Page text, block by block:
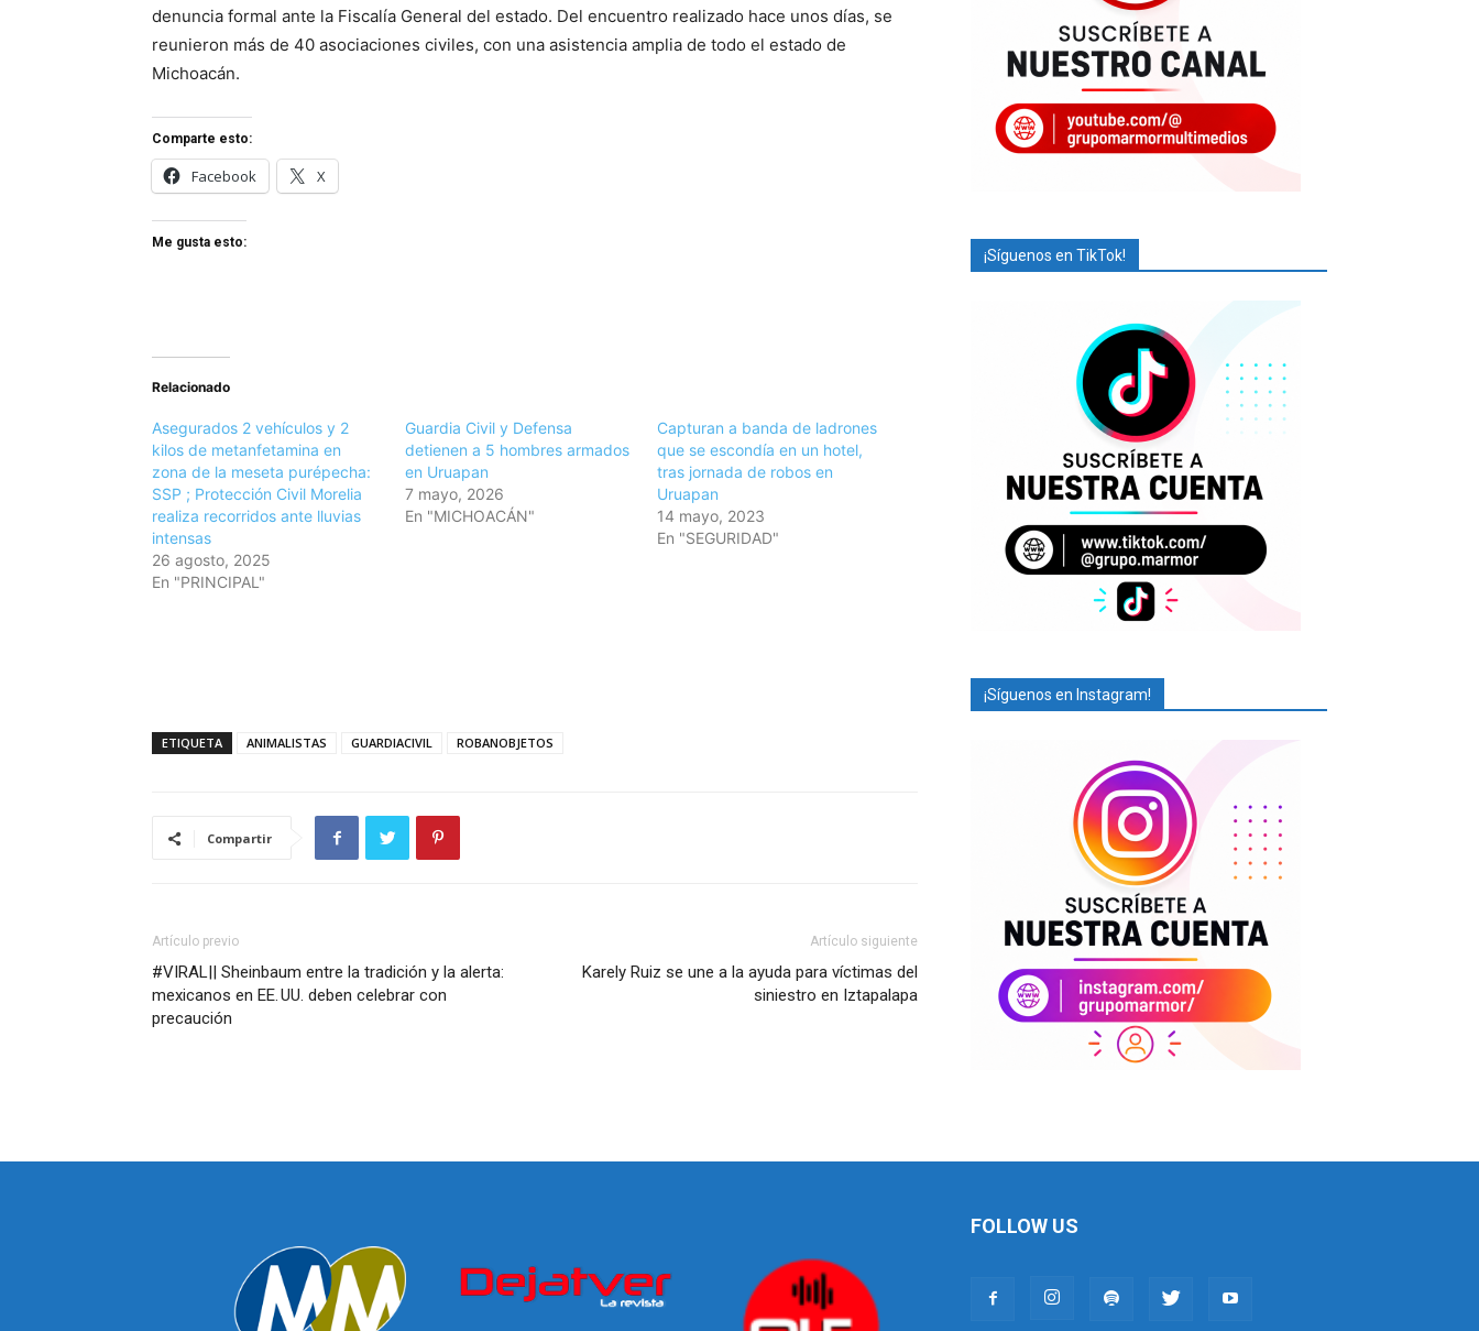
denuncia formal ante la Fiscalía General del estado. Del encuentro realizado hace unos días, se
reunieron más de 40 asociaciones civiles, con una asistencia amplia de todo el estado de
Michoacán.
Comparte esto:
Facebook X
Me gusta esto:
Relacionado
Asegurados 2 vehículos y 2
kilos de metanfetamina en
zona de la meseta purépecha:
SSP ; Protección Civil Morelia
realiza recorridos ante lluvias
intensas
26 agosto, 2025
En "PRINCIPAL"
Guardia Civil y Defensa
detienen a 5 hombres armados
en Uruapan
7 mayo, 2026
En "MICHOACÁN"
Capturan a banda de ladrones
que se escondía en un hotel,
tras jornada de robos en
Uruapan
14 mayo, 2023
En "SEGURIDAD"
ETIQUETA ANIMALISTAS GUARDIACIVIL ROBANOBJETOS
Compartir
Artículo previo
#VIRAL|| Sheinbaum entre la tradición y la alerta:
mexicanos en EE. UU. deben celebrar con
precaución
Artículo siguiente
Karely Ruiz se une a la ayuda para víctimas del
siniestro en Iztapalapa
¡Síguenos en TikTok!
¡Síguenos en Instagram!
FOLLOW US